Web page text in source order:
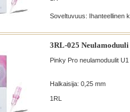
Soveltuvuus: Ihanteellinen
3RL-025 Neulamoduuli
Pinky Pro neulamoduulit
Halkaisija: 0,25 mm
1RL